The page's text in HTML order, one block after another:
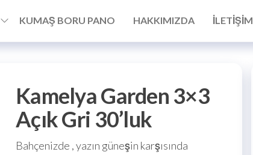
KUMAŞ BORU PANO HAKKIMIZDA İLETIŞIM
Kamelya Garden 3×3
Açık Gri 30’luk
Bahçenizde , yazın güneşin karşısında